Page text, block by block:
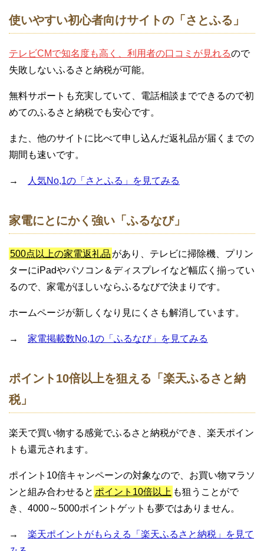
使いやすい初心者向けサイトの「さとふる」
テレビCMで知名度も高く、利用者の口コミが見れるので
失敗しないふるさと納税が可能。
無料サポートも充実していて、電話相談までできるので初
めてのふるさと納税でも安心です。
また、他のサイトに比べて申し込んだ返礼品が届くまでの
期間も速いです。
→ 人気No,1の「さとふる」を見てみる
家電にとにかく強い「ふるなび」
500点以上の家電返礼品 があり、テレビに掃除機、プリン
ターにiPadやパソコン＆ディスプレイなど幅広く揃ってい
るので、家電がほしいならふるなびで決まりです。
ホームページが新しくなり見にくさも解消しています。
→ 家電掲載数No,1の「ふるなび」を見てみる
ポイント10倍以上を狙える「楽天ふるさと納
税」
楽天で買い物する感覚でふるさと納税ができ、楽天ポイン
トも還元されます。
ポイント10倍キャンペーンの対象なので、お買い物マラソ
ンと組み合わせると ポイント10倍以上 も狙うことがで
き、4000～5000ポイントゲットも夢ではありません。
→ 楽天ポイントがもらえる「楽天ふるさと納税」を見て